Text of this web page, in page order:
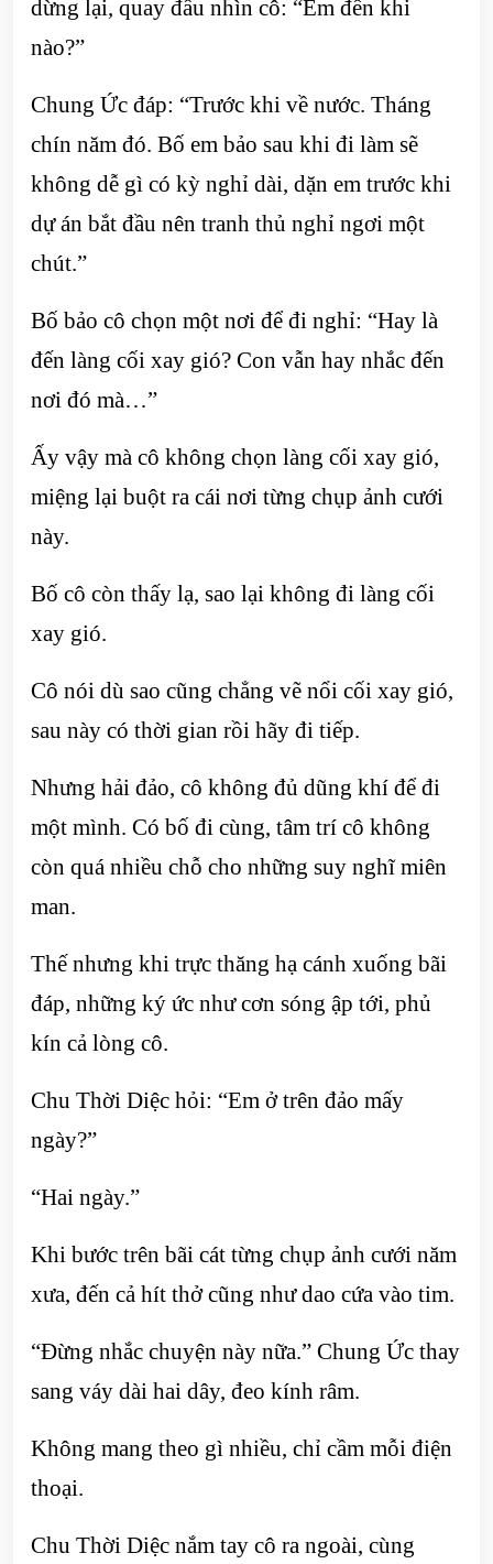
dừng lại, quay đầu nhìn cô: “Em đến khi
nào?”
Chung Ức đáp: “Trước khi về nước. Tháng
chín năm đó. Bố em bảo sau khi đi làm sẽ
không dễ gì có kỳ nghỉ dài, dặn em trước khi
dự án bắt đầu nên tranh thủ nghỉ ngơi một
chút.”
Bố bảo cô chọn một nơi để đi nghỉ: “Hay là
đến làng cối xay gió? Con vẫn hay nhắc đến
nơi đó mà…”
Ấy vậy mà cô không chọn làng cối xay gió,
miệng lại buột ra cái nơi từng chụp ảnh cưới
này.
Bố cô còn thấy lạ, sao lại không đi làng cối
xay gió.
Cô nói dù sao cũng chẳng vẽ nổi cối xay gió,
sau này có thời gian rồi hãy đi tiếp.
Nhưng hải đảo, cô không đủ dũng khí để đi
một mình. Có bố đi cùng, tâm trí cô không
còn quá nhiều chỗ cho những suy nghĩ miên
man.
Thế nhưng khi trực thăng hạ cánh xuống bãi
đáp, những ký ức như cơn sóng ập tới, phủ
kín cả lòng cô.
Chu Thời Diệc hỏi: “Em ở trên đảo mấy
ngày?”
“Hai ngày.”
Khi bước trên bãi cát từng chụp ảnh cưới năm
xưa, đến cả hít thở cũng như dao cứa vào tim.
“Đừng nhắc chuyện này nữa.” Chung Ức thay
sang váy dài hai dây, đeo kính râm.
Không mang theo gì nhiều, chỉ cầm mỗi điện
thoại.
Chu Thời Diệc nắm tay cô ra ngoài, cùng